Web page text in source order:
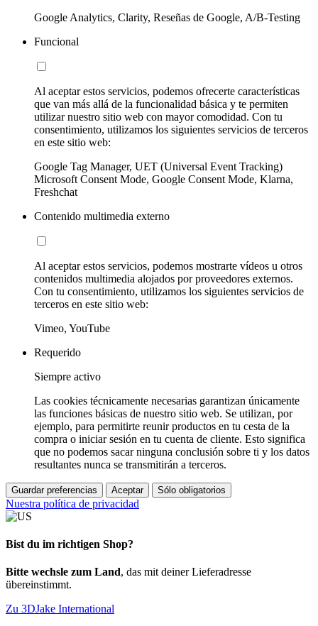
Google Analytics, Clarity, Reseñas de Google, A/B-Testing
Funcional
Al aceptar estos servicios, podemos ofrecerte características
que van más allá de la funcionalidad básica y te permiten
utilizar nuestro sitio web con mayor comodidad. Con tu
consentimiento, utilizamos los siguientes servicios de terceros
en este sitio web:
Google Tag Manager, UET (Universal Event Tracking)
Microsoft Consent Mode, Google Consent Mode, Klarna,
Freshchat
Contenido multimedia externo
Al aceptar estos servicios, podemos mostrarte vídeos u otros
contenidos multimedia alojados por proveedores externos.
Con tu consentimiento, utilizamos los siguientes servicios de
terceros en este sitio web:
Vimeo, YouTube
Requerido
Siempre activo
Las cookies técnicamente necesarias garantizan únicamente
las funciones básicas de nuestro sitio web. Se utilizan, por
ejemplo, para permitirte reunir productos en tu cesta de la
compra o iniciar sesión en tu cuenta de cliente. Esto significa
que no podemos sacar ninguna conclusión sobre ti y los datos
resultantes nunca se transmitirán a terceros.
Guardar preferencias Aceptar Sólo obligatorios
Nuestra política de privacidad
Bist du im richtigen Shop?
Bitte wechsle zum Land, das mit deiner Lieferadresse
übereinstimmt.
Zu 3DJake International